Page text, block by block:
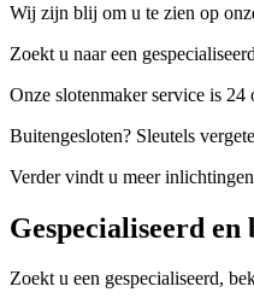
Wij zijn blij om u te zien op
Zoekt u naar een
Onze slotenmaker service is
Buitengesloten? Sleutels
Verder vindt u meer
Gespecialiseerd
Zoekt u een gespecialiseerd,